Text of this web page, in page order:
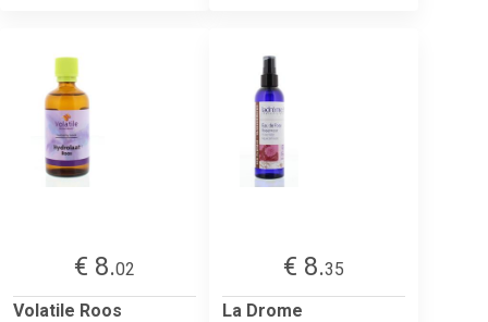
€ 8.02
Volatile Roos
€ 8.35
La Drome